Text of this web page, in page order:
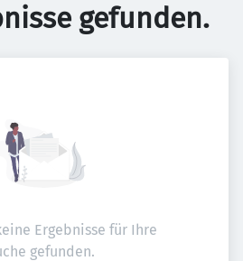
gefunden.
Ergebnisse für Ihre
gefunden.